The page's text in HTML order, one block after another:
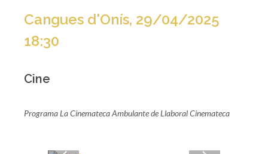
Cangues d'Onís, 29/04/2025
18:30
Cine
Programa La Cinemateca Ambulante de Llaboral Cinemateca